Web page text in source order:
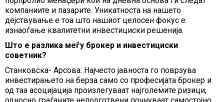
компаниите и пазарите. Уникатноста на нашето
дејствување е тоа што нашиот целосен фокус е
изнаоѓање квалитетни инвестициски решенија.
Што е разлика меѓу брокер и инвестициски
советник?
Станковска- Арсова: Најчесто јавноста го поврзува
инвестирањето на берза само со професијата брокер и
од таа асоцијација произлегуваат најголемите ризици,
односно граѓаните неподготвени почнуваат самостојно